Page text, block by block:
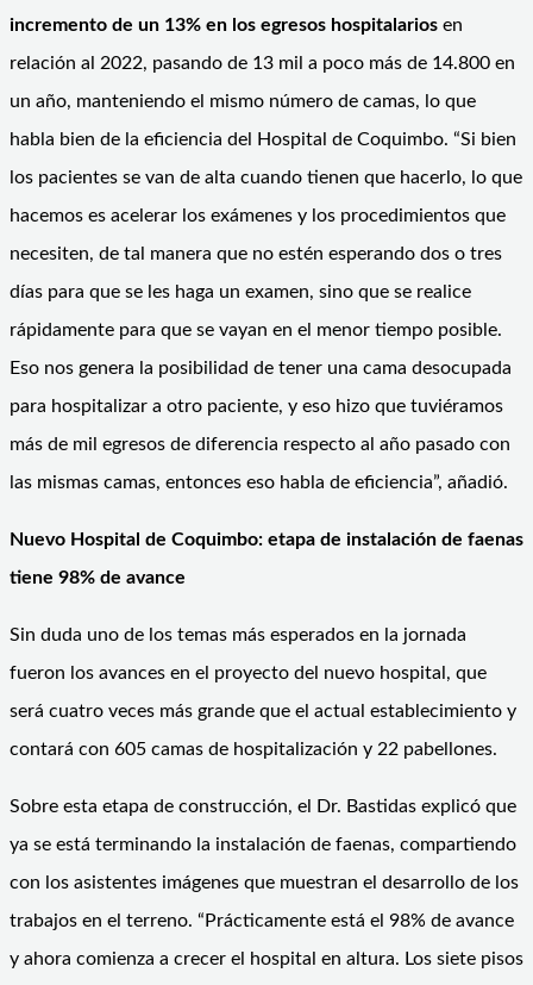
incremento de un 13% en los egresos hospitalarios en
relación al 2022, pasando de 13 mil a poco más de 14.800 en
un año, manteniendo el mismo número de camas, lo que
habla bien de la eficiencia del Hospital de Coquimbo. “Si bien
los pacientes se van de alta cuando tienen que hacerlo, lo que
hacemos es acelerar los exámenes y los procedimientos que
necesiten, de tal manera que no estén esperando dos o tres
días para que se les haga un examen, sino que se realice
rápidamente para que se vayan en el menor tiempo posible.
Eso nos genera la posibilidad de tener una cama desocupada
para hospitalizar a otro paciente, y eso hizo que tuviéramos
más de mil egresos de diferencia respecto al año pasado con
las mismas camas, entonces eso habla de eficiencia”, añadió.
Nuevo Hospital de Coquimbo: etapa de instalación de faenas
tiene 98% de avance
Sin duda uno de los temas más esperados en la jornada
fueron los avances en el proyecto del nuevo hospital, que
será cuatro veces más grande que el actual establecimiento y
contará con 605 camas de hospitalización y 22 pabellones.
Sobre esta etapa de construcción, el Dr. Bastidas explicó que
ya se está terminando la instalación de faenas, compartiendo
con los asistentes imágenes que muestran el desarrollo de los
trabajos en el terreno. “Prácticamente está el 98% de avance
y ahora comienza a crecer el hospital en altura. Los siete pisos